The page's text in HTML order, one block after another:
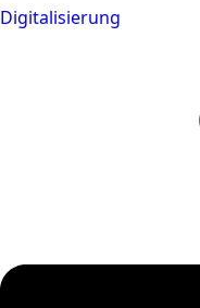
Digitalisierung